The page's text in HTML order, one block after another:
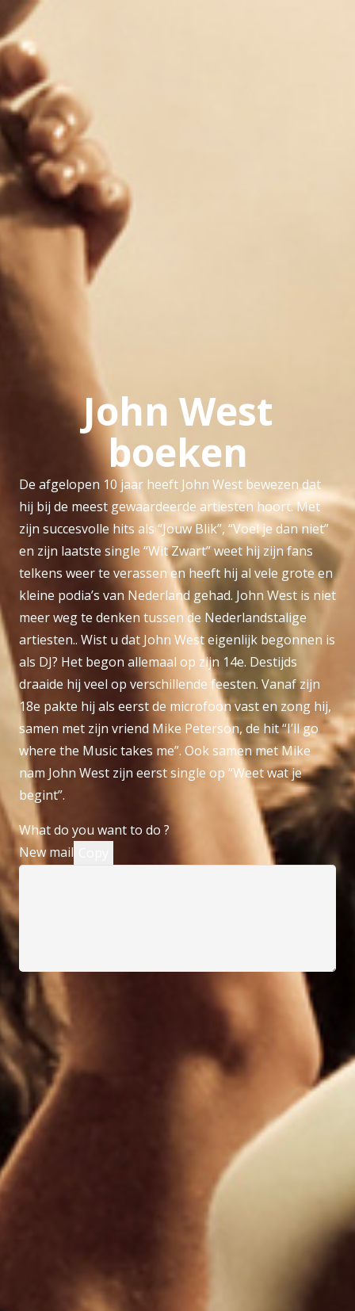
John West
boeken
De afgelopen 10 jaar heeft John West bewezen dat
hij bij de meest gewaardeerde artiesten hoort. Met
zijn succesvolle hits als “Jouw Blik”, “Voel je dan niet”
en zijn laatste single “Wit Zwart” weet hij zijn fans
telkens weer te verassen en heeft hij al vele grote en
kleine podia’s van Nederland gehad. John West is niet
meer weg te denken tussen de Nederlandstalige
artiesten.. Wist u dat John West eigenlijk begonnen is
als DJ? Het begon allemaal op zijn 14e. Destijds
draaide hij veel op verschillende feesten. Vanaf zijn
18e pakte hij als eerst de microfoon vast en zong hij,
samen met zijn vriend Mike Peterson, de hit “I’ll go
where the Music takes me”. Ook samen met Mike
nam John West zijn eerst single op “Weet wat je
begint”.
What do you want to do ?
New mail